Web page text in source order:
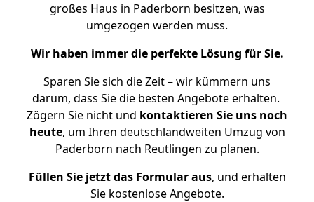
großes Haus in Paderborn besitzen, was
umgezogen werden muss.
Wir haben immer die perfekte Lösung für Sie.
Sparen Sie sich die Zeit – wir kümmern uns
darum, dass Sie die besten Angebote erhalten.
Zögern Sie nicht und kontaktieren Sie uns noch
heute, um Ihren deutschlandweiten Umzug von
Paderborn nach Reutlingen zu planen.
Füllen Sie jetzt das Formular aus, und erhalten
Sie kostenlose Angebote.